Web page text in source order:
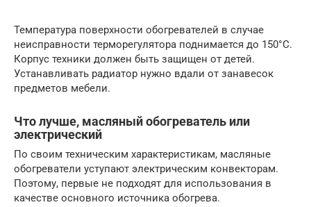
Температура поверхности обогревателей в случае
неисправности терморегулятора поднимается до 150°С.
Корпус техники должен быть защищен от детей.
Устанавливать радиатор нужно вдали от занавесок
предметов мебели.
Что лучше, масляный обогреватель или
электрический
По своим техническим характеристикам, масляные
обогреватели уступают электрическим конвекторам.
Поэтому, первые не подходят для использования в
качестве основного источника обогрева.